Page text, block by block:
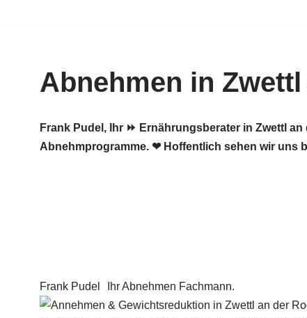
springenAbnehmen in
Frank Pudel, Ihr ⏩ Ernährungsberater in Zwettl
Abnehmprogramme. ❤ Hoffentlich sehen wir uns
Frank Pudel Ihr Abnehmen Fachmann.